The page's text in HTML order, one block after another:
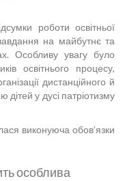
роботи освітньої
на майбутнє та
Особливу увагу було
освітнього процесу,
дистанційного й
у дусі патріотизму
виконуюча обов’язки
особлива